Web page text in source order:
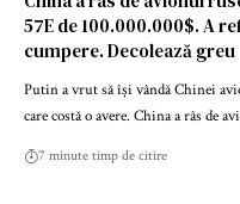
57E de 100.000.000$. A
cumpere. Decolează greu
Putin a vrut să își vândă Chinei
care costă o avere. China a râs de
7 minute timp de citire